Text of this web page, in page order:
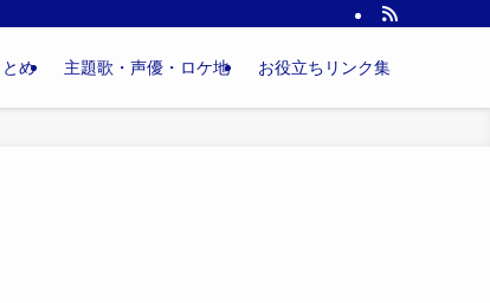
め 主題歌・声優・ロケ地 お役立ちリンク集